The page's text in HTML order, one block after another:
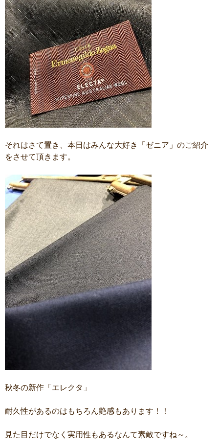
それはさて置き、本日はみんな大好き「ゼニア」のご紹介
をさせて頂きます。
秋冬の新作「エレクタ」
耐久性があるのはもちろん艶感もあります！！
見た目だけでなく実用性もあるなんて素敵ですね～。